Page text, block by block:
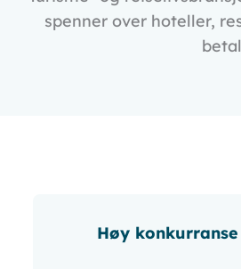
spenner over hoteller,
Høy